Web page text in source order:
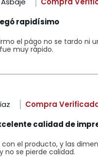
rapidísimo
el págo no se tardo ni
muy rápido.
Compra
calidad de
el producto, y las
no se pierde calidad.